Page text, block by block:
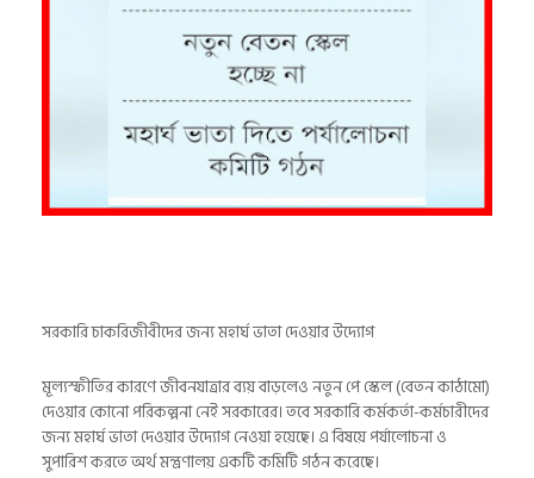
সরকারি চাকরিজীবীদের জন্য মহার্ঘ ভাতা দেওয়ার উদ্যোগ
মূল্যস্ফীতির কারণে জীবনযাত্রার ব্যয় বাড়লেও নতুন পে স্কেল (বেতন কাঠামো)
দেওয়ার কোনো পরিকল্পনা নেই সরকারের। তবে সরকারি কর্মকর্তা-কর্মচারীদের
জন্য মহার্ঘ ভাতা দেওয়ার উদ্যোগ নেওয়া হয়েছে। এ বিষয়ে পর্যালোচনা ও
সুপারিশ করতে অর্থ মন্ত্রণালয় একটি কমিটি গঠন করেছে।